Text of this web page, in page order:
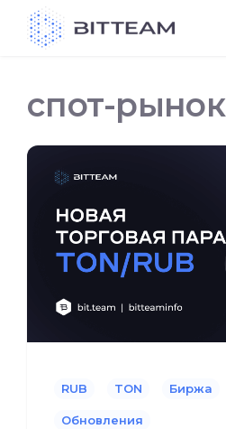
спот-рынок
RUB TON Биржа
Обновления